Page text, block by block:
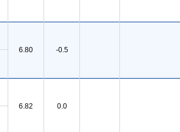
6.80
-0.5
6.82
0.0